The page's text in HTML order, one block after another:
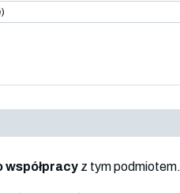
współpracy z tym podmiotem.